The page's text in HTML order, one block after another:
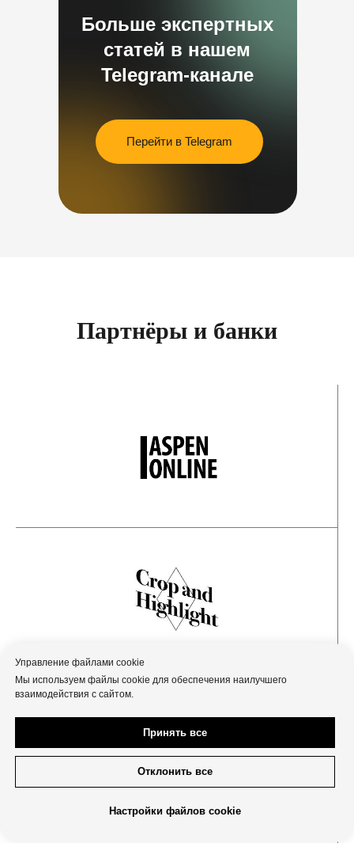
Больше экспертных
статей в нашем
Telegram-канале
Перейти в Telegram
Партнёры и банки
Управление файлами cookie
Мы используем файлы cookie для обеспечения наилучшего
взаимодействия с сайтом.
Принять все
Отклонить все
Настройки файлов cookie